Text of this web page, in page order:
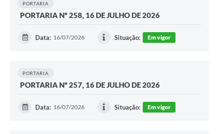
PORTARIA
PORTARIA Nº 258, 16 DE JULHO DE 2026
Data: 16/07/2026 Situação: Em vigor
PORTARIA
PORTARIA Nº 257, 16 DE JULHO DE 2026
Data: 16/07/2026 Situação: Em vigor